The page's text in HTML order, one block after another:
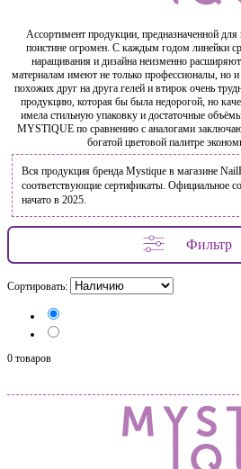
Ассортимент продукции, предназначенной
поистине огромен. С каждым годом линейки
наращивания и дизайна неизменно
материалам имеют не только профессионалы, но
похожих друг на друга гелей и втирок очень
продукцию, которая бы была недорогой, но
имела стильную упаковку и достаточные
MYSTIQUE по сравнению с аналогами
богатой цветовой палитре
Вся продукция бренда Mystique в магазине
соответствующие сертификаты. Официальное
начато в 2025.
Фильтр
Сортировать:
0 товаров